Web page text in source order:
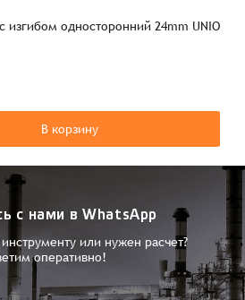
односторонний 24mm UNIOR
В корзину
с нами в WhatsApp
или нужен расчет?
оперативно!